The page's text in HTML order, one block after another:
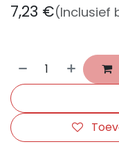
7,23 €(Inclusief